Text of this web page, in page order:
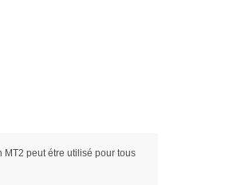
peut étre utilisé pour tous